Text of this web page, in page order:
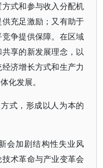
式和参与收入分配机
充足激励；又有助于
争提供保障。在区域
享的新发展理念，以
济增长方式和生产力
化发展。
式，形成以人为本的
会加剧结构性失业风
术革命与产业变革会